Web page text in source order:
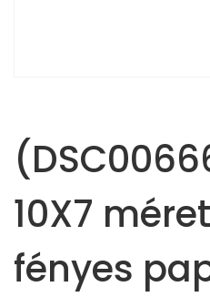
10X7
fényes